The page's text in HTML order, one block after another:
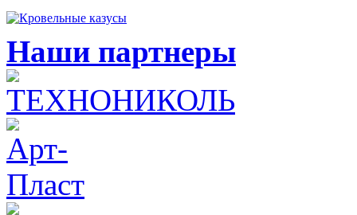
Наши партнеры